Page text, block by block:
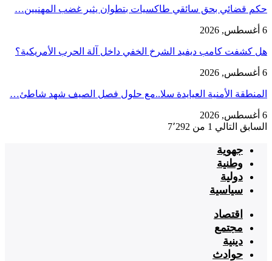
حكم قضائي بحق سائقي طاكسيات بتطوان يثير غضب المهنيين…
6 أغسطس, 2026
هل كشفت كامب ديفيد الشرخ الخفي داخل آلة الحرب الأمريكية؟
6 أغسطس, 2026
‏المنطقة الأمنية العيايدة سلا..مع حلول فصل الصيف شهد شاطئ…
6 أغسطس, 2026
السابق التالي 1 من 7٬292
جهوية
وطنية
دولية
سياسية
اقتصاد
مجتمع
دينية
حوادث